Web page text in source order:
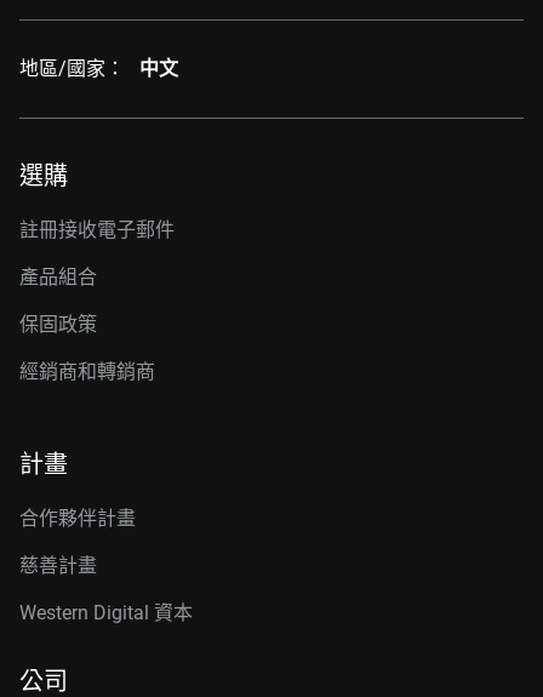
地區/國家： 中文
選購
註冊接收電子郵件
產品組合
保固政策
經銷商和轉銷商
計畫
合作夥伴計畫
慈善計畫
Western Digital 資本
公司